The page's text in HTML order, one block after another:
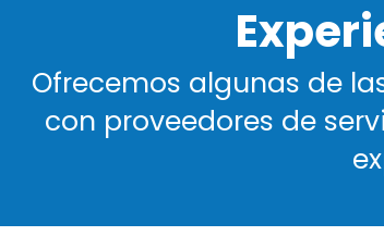
Ofrecemos algunas de
con proveedores de